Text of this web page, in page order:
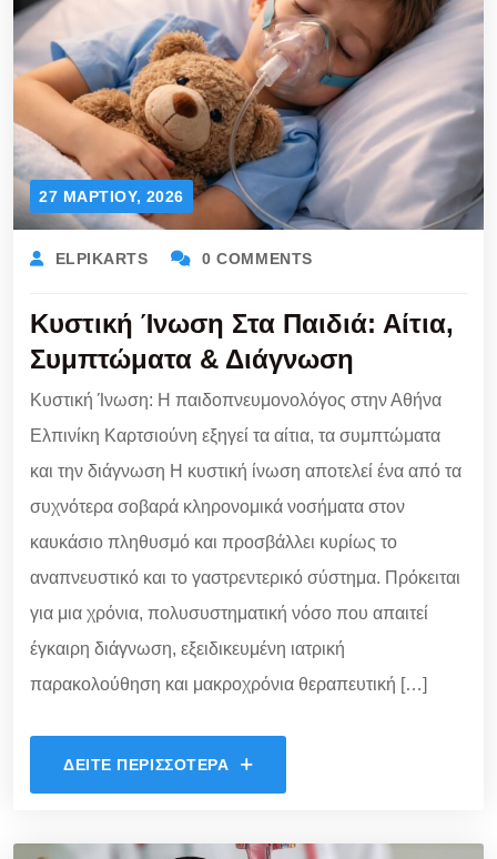
27 ΜΑΡΤΊΟΥ, 2026
ELPIKARTS 0 COMMENTS
Κυστική Ίνωση Στα Παιδιά: Αίτια,
Συμπτώματα & Διάγνωση
Κυστική Ίνωση: Η παιδοπνευμονολόγος στην Αθήνα
Ελπινίκη Καρτσιούνη εξηγεί τα αίτια, τα συμπτώματα
και την διάγνωση Η κυστική ίνωση αποτελεί ένα από τα
συχνότερα σοβαρά κληρονομικά νοσήματα στον
καυκάσιο πληθυσμό και προσβάλλει κυρίως το
αναπνευστικό και το γαστρεντερικό σύστημα. Πρόκειται
για μια χρόνια, πολυσυστηματική νόσο που απαιτεί
έγκαιρη διάγνωση, εξειδικευμένη ιατρική
παρακολούθηση και μακροχρόνια θεραπευτική […]
ΔΕΊΤΕ ΠΕΡΙΣΣΌΤΕΡΑ